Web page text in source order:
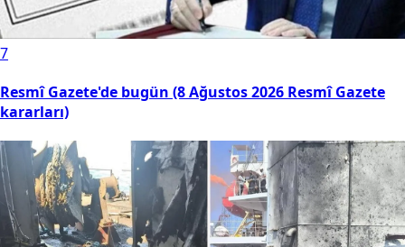
7
Resmî Gazete'de bugün (8 Ağustos 2026 Resmî Gazete
kararları)